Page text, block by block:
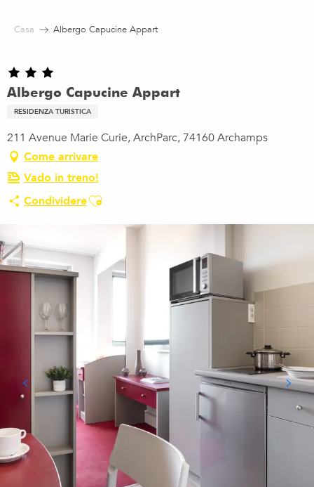
Casa Albergo Capucine Appart
Albergo Capucine Appart
RESIDENZA TURISTICA
211 Avenue Marie Curie, ArchParc, 74160 Archamps
Come arrivare
Vado in treno!
CondividereAjouter aux favoris